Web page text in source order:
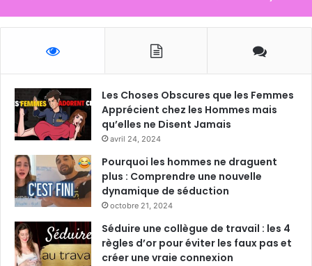
Les Choses Obscures que les Femmes
Apprécient chez les Hommes mais
qu’elles ne Disent Jamais
avril 24, 2024
Pourquoi les hommes ne draguent
plus : Comprendre une nouvelle
dynamique de séduction
octobre 21, 2024
Séduire une collègue de travail : les 4
règles d’or pour éviter les faux pas et
créer une vraie connexion